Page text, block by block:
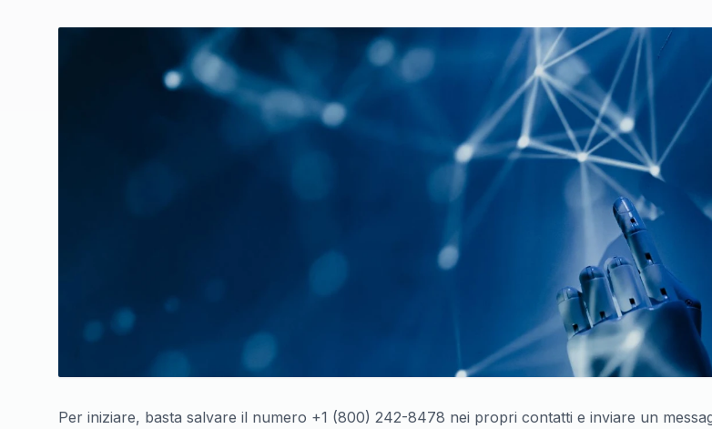
Per iniziare, basta salvare il numero +1 (800) 242-8478 nei propri contatti e inviare un